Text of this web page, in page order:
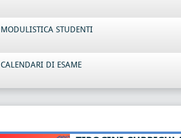
MODULISTICA STUDENTI
CALENDARI DI ESAME